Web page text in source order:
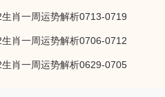
生肖一周运势解析0713-0719
生肖一周运势解析0706-0712
生肖一周运势解析0629-0705